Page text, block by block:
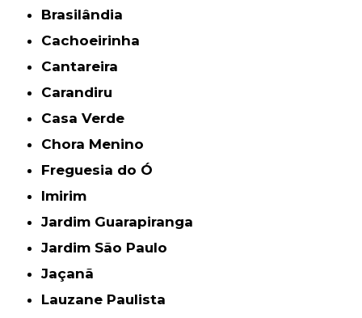
Brasilândia
Cachoeirinha
Cantareira
Carandiru
Casa Verde
Chora Menino
Freguesia do Ó
Imirim
Jardim Guarapiranga
Jardim São Paulo
Jaçanã
Lauzane Paulista